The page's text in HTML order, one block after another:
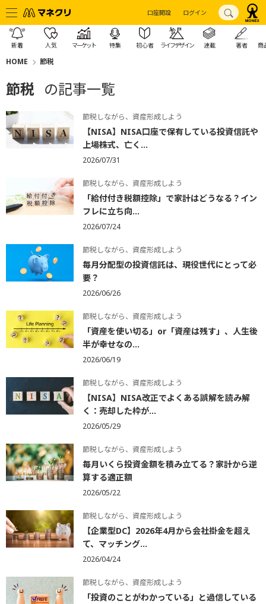
口座開設 ログイン
新着 人気 マーケット 特集 初心者 ライフデザイン 連載 著者 商
HOME 節税
節税 の記事一覧
節税しながら、資産形成しよう
【NISA】NISA口座で保有している投資信託や
上場株式、亡く...
2026/07/31
節税しながら、資産形成しよう
「給付付き税額控除」で家計はどうなる？イン
フレに立ち向...
2026/07/24
節税しながら、資産形成しよう
毎月分配型の投資信託は、現役世代にとって必
要？
2026/06/26
節税しながら、資産形成しよう
「資産を使い切る」or「資産は残す」、人生後
半が幸せなの...
2026/06/19
節税しながら、資産形成しよう
【NISA】NISA改正でよくある誤解を読み解
く：売却した枠が...
2026/05/29
節税しながら、資産形成しよう
毎月いくら投資金額を積み立てる？家計から逆
算する適正額
2026/05/22
節税しながら、資産形成しよう
【企業型DC】2026年4月から会社掛金を超え
て、マッチング...
2026/04/24
節税しながら、資産形成しよう
「投資のことがわかっている」と過信している